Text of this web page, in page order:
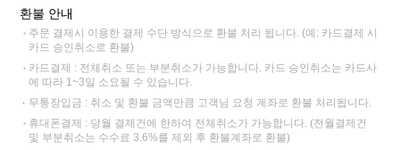
환불 안내
주문 결제시 이용한 결제 수단 방식으로 환불 처리 됩니다. (예: 카드결제 시
카드 승인취소로 환불)
카드결제 : 전체취소 또는 부분취소가 가능합니다. 카드 승인취소는 카드사
에 따라 1~3일 소요될 수 있습니다.
무통장입금 : 취소 및 환불 금액만큼 고객님 요청 계좌로 환불 처리됩니다.
휴대폰결제 : 당월 결제건에 한하여 전체취소가 가능합니다. (전월결제건
및 부분취소는 수수료 3.6%를 제외 후 환불계좌로 환불)